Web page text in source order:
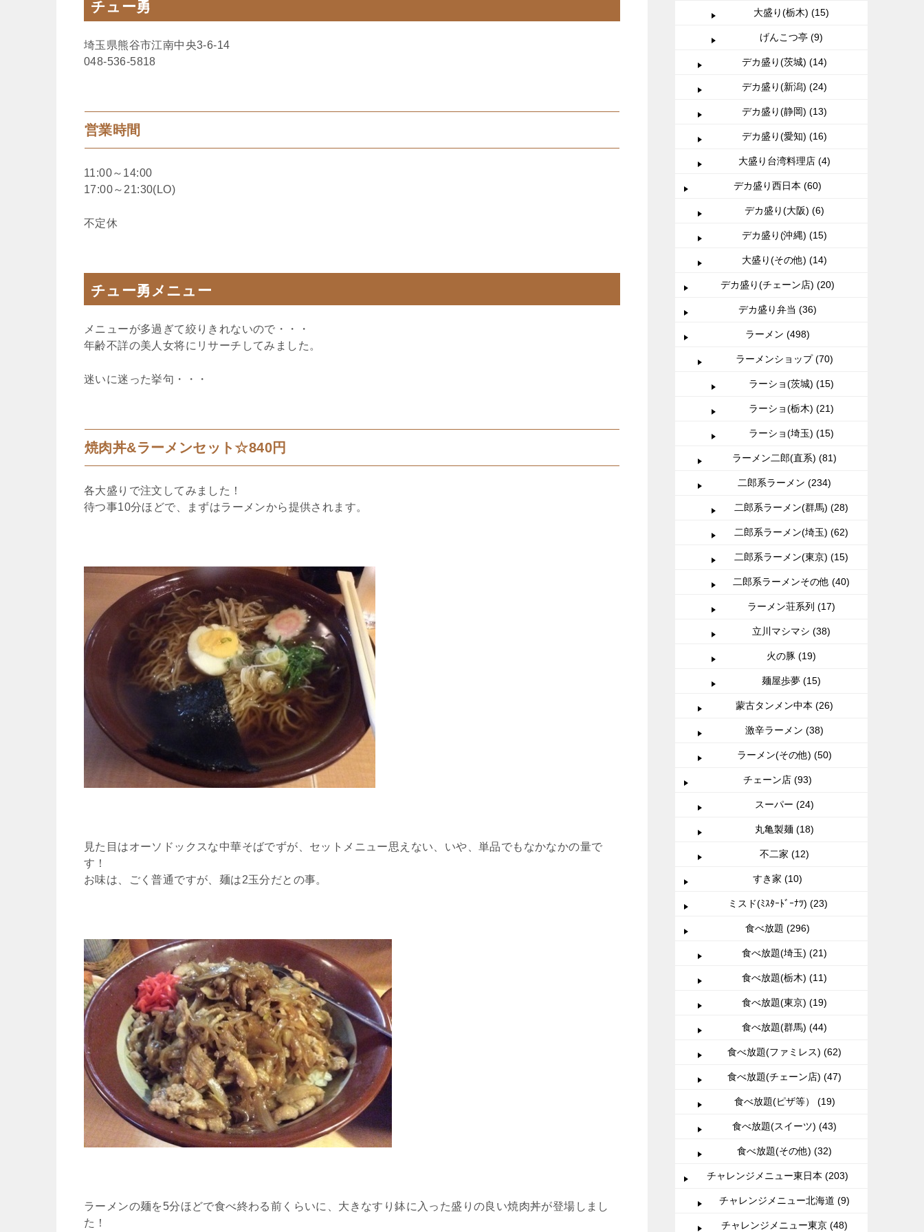
チュー勇
埼玉県熊谷市江南中央3-6-14
048-536-5818
営業時間
11:00～14:00
17:00～21:30(LO)
不定休
チュー勇メニュー
メニューが多過ぎて絞りきれないので・・・
年齢不詳の美人女将にリサーチしてみました。
迷いに迷った挙句・・・
焼肉丼&ラーメンセット☆840円
各大盛りで注文してみました！
待つ事10分ほどで、まずはラーメンから提供されます。
見た目はオーソドックスな中華そばでずが、セットメニュー思えない、いや、単品でもなかなかの量で
す！
お味は、ごく普通ですが、麺は2玉分だとの事。
ラーメンの麺を5分ほどで食べ終わる前くらいに、大きなすり鉢に入った盛りの良い焼肉丼が登場しまし
た！
大盛り(栃木) (15)
げんこつ亭 (9)
デカ盛り(茨城) (14)
デカ盛り(新潟) (24)
デカ盛り(静岡) (13)
デカ盛り(愛知) (16)
大盛り台湾料理店 (4)
デカ盛り西日本 (60)
デカ盛り(大阪) (6)
デカ盛り(沖縄) (15)
大盛り(その他) (14)
デカ盛り(チェーン店) (20)
デカ盛り弁当 (36)
ラーメン (498)
ラーメンショップ (70)
ラーショ(茨城) (15)
ラーショ(栃木) (21)
ラーショ(埼玉) (15)
ラーメン二郎(直系) (81)
二郎系ラーメン (234)
二郎系ラーメン(群馬) (28)
二郎系ラーメン(埼玉) (62)
二郎系ラーメン(東京) (15)
二郎系ラーメンその他 (40)
ラーメン荘系列 (17)
立川マシマシ (38)
火の豚 (19)
麺屋歩夢 (15)
蒙古タンメン中本 (26)
激辛ラーメン (38)
ラーメン(その他) (50)
チェーン店 (93)
スーパー (24)
丸亀製麺 (18)
不二家 (12)
すき家 (10)
ミスド(ﾐｽﾀｰﾄﾞｰﾅﾂ) (23)
食べ放題 (296)
食べ放題(埼玉) (21)
食べ放題(栃木) (11)
食べ放題(東京) (19)
食べ放題(群馬) (44)
食べ放題(ファミレス) (62)
食べ放題(チェーン店) (47)
食べ放題(ピザ等） (19)
食べ放題(スイーツ) (43)
食べ放題(その他) (32)
チャレンジメニュー東日本 (203)
チャレンジメニュー北海道 (9)
チャレンジメニュー東京 (48)